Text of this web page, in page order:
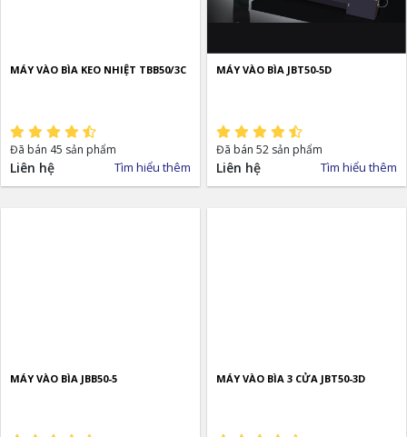
MÁY VÀO BÌA KEO NHIỆT TBB50/3C
Đã bán 45 sản phẩm
Liên hệ Tìm hiểu thêm
MÁY VÀO BÌA JBT50-5D
Đã bán 52 sản phẩm
Liên hệ Tìm hiểu thêm
MÁY VÀO BÌA JBB50-5 MÁY VÀO BÌA 3 CỬA JBT50-3D